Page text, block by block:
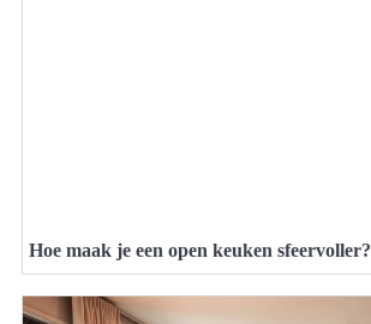
Hoe maak je een open keuken sfeervoller?